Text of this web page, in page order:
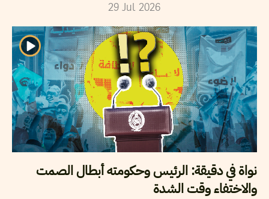
29 Jul 2026
نواة في دقيقة: الرئيس وحكومته أبطال الصمت
والاختفاء وقت الشدة